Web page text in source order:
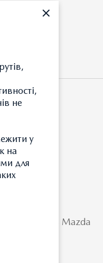
надають Mazda
не
у
на
для